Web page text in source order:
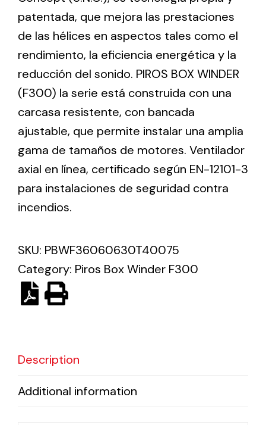
Iluminación Solar
Variedad de soluciones solares para todo tipo
Solar lighting
Variety of solar solutions for all kinds of needs.
patentada, que mejora las prestaciones
de las hélices en aspectos tales como el
rendimiento, la eficiencia energética y la
reducción del sonido. PIROS BOX WINDER
(F300) la serie está construida con una
carcasa resistente, con bancada
ajustable, que permite instalar una amplia
gama de tamaños de motores. Ventilador
axial en línea, certificado según EN-12101-3
para instalaciones de seguridad contra
incendios.
SKU: PBWF36060630T40075
Category: Piros Box Winder F300
Description
Additional information